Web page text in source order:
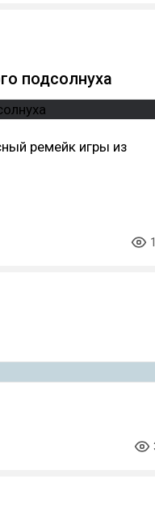
подсолнуха
ремейк игры из